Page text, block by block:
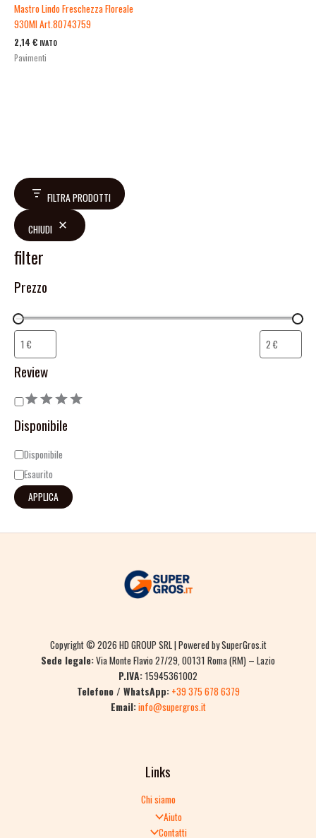
FILTRA PRODOTTI
CHIUDI
filter
Prezzo
Review
Disponibile
Disponibile
Esaurito
APPLICA
Mastro Lindo Freschezza Floreale
930Ml Art.80743759
2,14 € IVATO
Pavimenti
Copyright © 2026 HD GROUP SRL | Powered by SuperGros.it
Sede legale:Via Monte Flavio 27/29, 00131 Roma (RM) – Lazio
P.IVA:15945361002
Telefono / WhatsApp: +39 375 678 6379
Email:info@supergros.it
Links
Chi siamo
Aiuto
Contatti